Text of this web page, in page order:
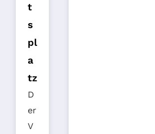
t
s
pl
a
tz
D
er
V